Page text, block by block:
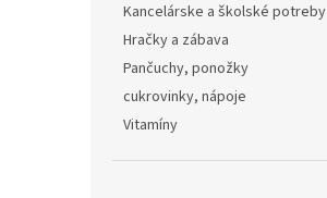
Kancelárske a školské potreby
Hračky a zábava
Pančuchy, ponožky
cukrovinky, nápoje
Vitamíny